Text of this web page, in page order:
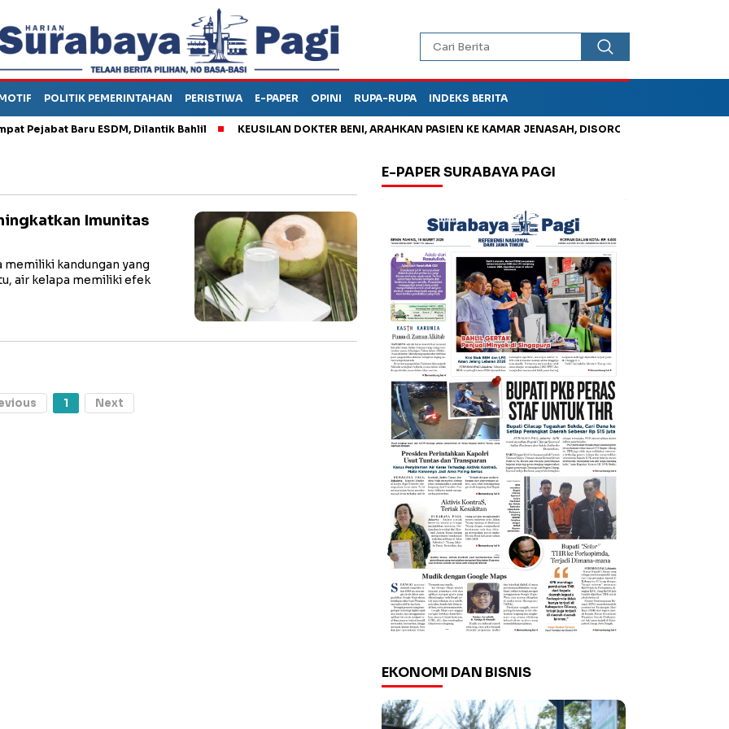
POLITIK PEMERINTAHAN PERISTIWA E-PAPER OPINI RUPA-RUPA INDEKS BERITA
Baru ESDM, Dilantik Bahlil KEUSILAN DOKTER BENI, ARAHKAN PASIEN KE KAMAR JENASAH, DISOROT
Imunitas
memiliki kandungan yang
air kelapa memiliki efek
1 Next
E-PAPER SURABAYA PAGI
EKONOMI DAN BISNIS